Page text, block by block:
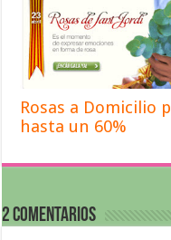
Rosas a Domicilio
hasta un 60%
2 comentarios